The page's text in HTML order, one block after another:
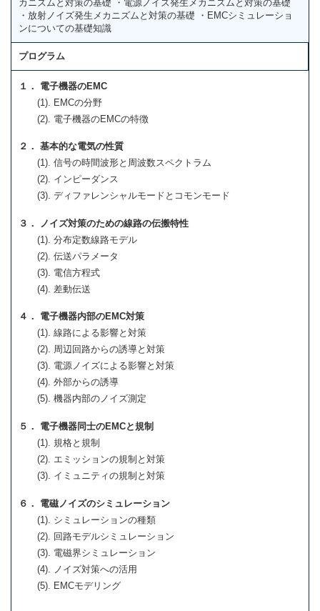
カニズムと対策の基礎 ・電源ノイズ発生メカニズムと対策の基礎
・放射ノイズ発生メカニズムと対策の基礎 ・EMCシミュレーショ
ンについての基礎知識
プログラム
１． 電子機器のEMC
(1). EMCの分野
(2). 電子機器のEMCの特徴
２． 基本的な電気の性質
(1). 信号の時間波形と周波数スペクトラム
(2). インピーダンス
(3). ディファレンシャルモードとコモンモード
３． ノイズ対策のための線路の伝搬特性
(1). 分布定数線路モデル
(2). 伝送パラメータ
(3). 電信方程式
(4). 差動伝送
４． 電子機器内部のEMC対策
(1). 線路による影響と対策
(2). 周辺回路からの誘導と対策
(3). 電源ノイズによる影響と対策
(4). 外部からの誘導
(5). 機器内部のノイズ測定
５． 電子機器同士のEMCと規制
(1). 規格と規制
(2). エミッションの規制と対策
(3). イミュニティの規制と対策
６． 電磁ノイズのシミュレーション
(1). シミュレーションの種類
(2). 回路モデルシミュレーション
(3). 電磁界シミュレーション
(4). ノイズ対策への活用
(5). EMCモデリング